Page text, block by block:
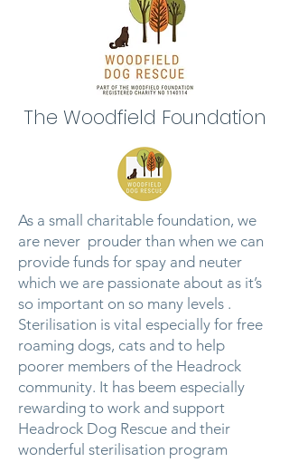
The Woodfield Foundation
As a small charitable foundation, we
are never prouder than when we can
provide funds for spay and neuter
which we are passionate about as it’s
so important on so many levels .
Sterilisation is vital especially for free
roaming dogs, cats and to help
poorer members of the Headrock
community. It has beem especially
rewarding to work and support
Headrock Dog Rescue and their
wonderful sterilisation program